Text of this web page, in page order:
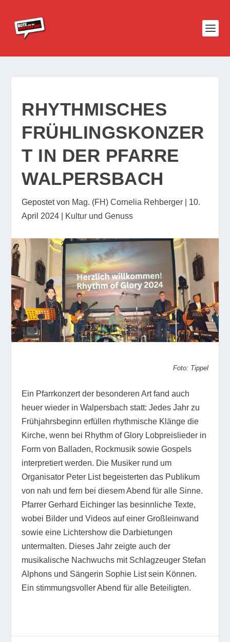
RHYTHMISCHES
FRÜHLINGSKONZER
T IN DER PFARRE
WALPERSBACH
Gepostet von Mag. (FH) Cornelia Rehberger
10.
April 2024
Kultur und Genuss
Foto: Tippel
Ein Pfarrkonzert der besonderen Art fand auch
heuer wieder in Walpersbach statt: Jedes Jahr zu
Frühjahrsbeginn erfüllen rhythmische Klänge die
Kirche, wenn bei Rhythm of Glory Lobpreislieder in
Form von Balladen, Rockmusik sowie Gospels
interpretiert werden. Die Musiker rund um
Organisator Peter List begeisterten das Publikum
von nah und fern bei diesem Abend für alle Sinne.
Pfarrer Gerhard Eichinger las besinnliche Texte,
wobei Bilder und Videos auf einer Großleinwand
sowie eine Lichtershow die Darbietungen
untermalten. Dieses Jahr zeigte auch der
musikalische Nachwuchs mit Schlagzeuger Stefan
Alphons und Sängerin Sophie List sein Können.
Ein stimmungsvoller Abend für alle Beteiligten.